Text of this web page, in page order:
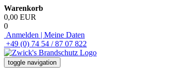
Warenkorb
0,00 EUR
0
Anmelden | Meine Daten
+49 (0) 74 54 / 87 07 822
toggle navigation